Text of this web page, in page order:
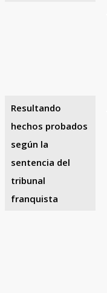
Resultando
hechos probados
según la
sentencia del
tribunal
franquista